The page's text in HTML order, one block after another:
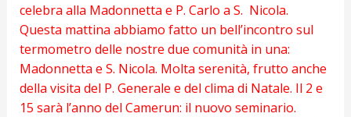
celebra alla Madonnetta e P. Carlo a S. Nicola.
Questa mattina abbiamo fatto un bell’incontro sul
termometro delle nostre due comunità in una:
Madonnetta e S. Nicola. Molta serenità, frutto anche
della visita del P. Generale e del clima di Natale. Il 2 e
15 sarà l’anno del Camerun: il nuovo seminario.